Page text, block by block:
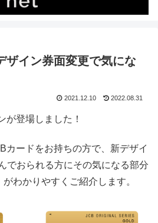
ザイン券面変更で気にな
2021.12.10 2022.08.31
が登場しました！
カードをお持ちの方で、新デザイ
でおられる方にその気になる部分
がわかりやすくご紹介します。